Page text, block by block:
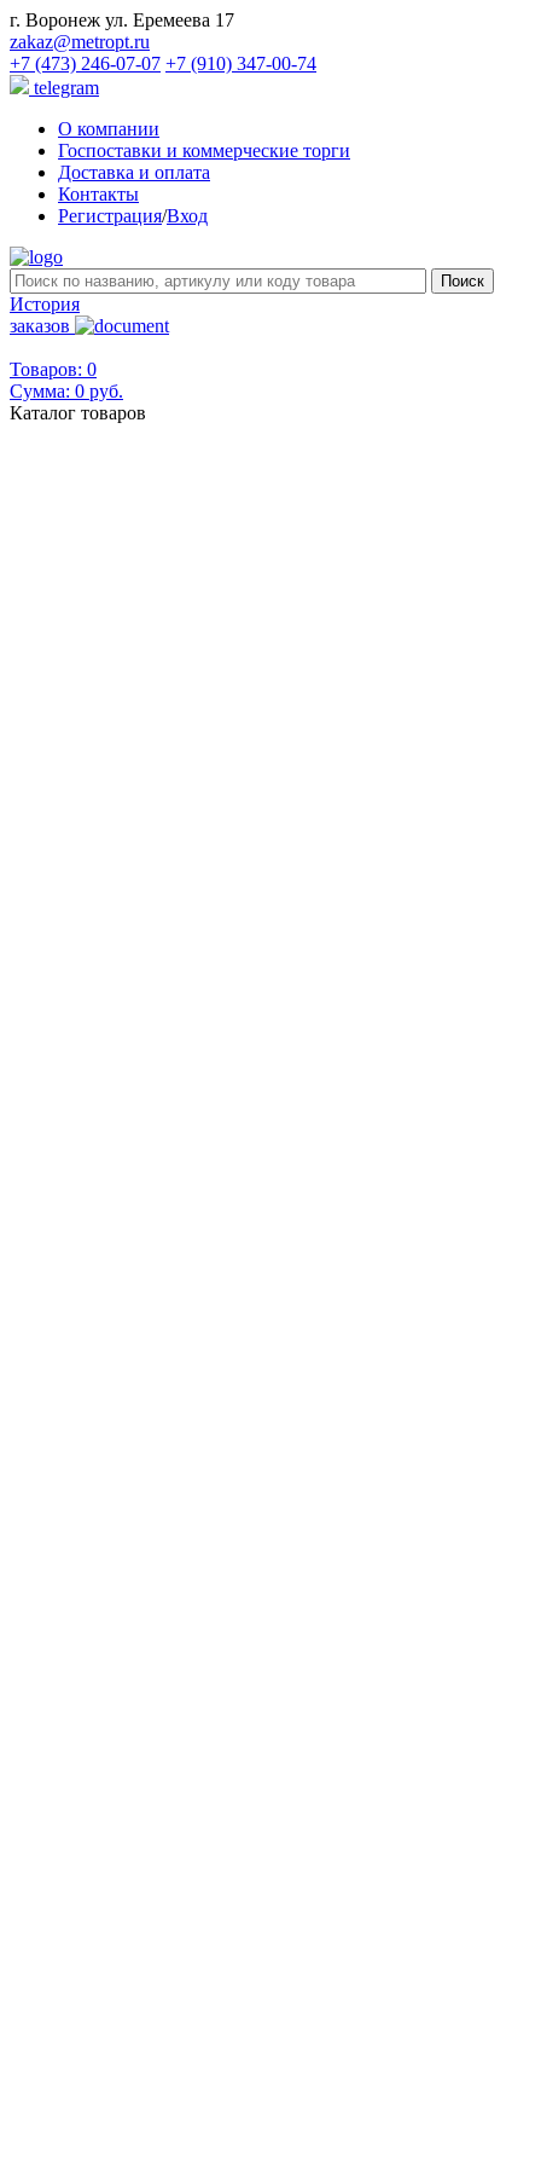
г. Воронеж ул. Еремеева 17
zakaz@metropt.ru
+7 (473) 246-07-07 +7 (910) 347-00-74
telegram
О компании
Госпоставки и коммерческие торги
Доставка и оплата
Контакты
Регистрация/Вход
История
заказов
Товаров: 0
Сумма: 0 руб.
Каталог товаров